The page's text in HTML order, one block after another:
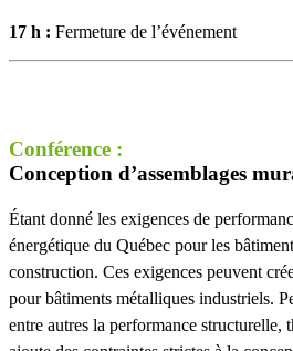
17 h : Fermeture de l’événement
Conférence :
Conception d’assemblages
Étant donné les exigences de
énergétique du Québec pour les
construction. Ces exigences peuvent
pour bâtiments métalliques industriels.
entre autres la performance structurelle,